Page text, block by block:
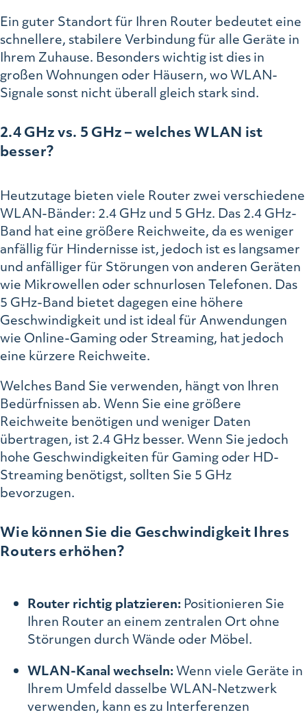
Ein guter Standort für Ihren Router bedeutet eine
schnellere, stabilere Verbindung für alle Geräte in
Ihrem Zuhause. Besonders wichtig ist dies in
großen Wohnungen oder Häusern, wo WLAN-
Signale sonst nicht überall gleich stark sind.
2.4 GHz vs. 5 GHz – welches WLAN ist
besser?
Heutzutage bieten viele Router zwei verschiedene
WLAN-Bänder: 2.4 GHz und 5 GHz. Das 2.4 GHz-
Band hat eine größere Reichweite, da es weniger
anfällig für Hindernisse ist, jedoch ist es langsamer
und anfälliger für Störungen von anderen Geräten
wie Mikrowellen oder schnurlosen Telefonen. Das
5 GHz-Band bietet dagegen eine höhere
Geschwindigkeit und ist ideal für Anwendungen
wie Online-Gaming oder Streaming, hat jedoch
eine kürzere Reichweite.
Welches Band Sie verwenden, hängt von Ihren
Bedürfnissen ab. Wenn Sie eine größere
Reichweite benötigen und weniger Daten
übertragen, ist 2.4 GHz besser. Wenn Sie jedoch
hohe Geschwindigkeiten für Gaming oder HD-
Streaming benötigst, sollten Sie 5 GHz
bevorzugen.
Wie können Sie die Geschwindigkeit Ihres
Routers erhöhen?
Router richtig platzieren: Positionieren Sie
Ihren Router an einem zentralen Ort ohne
Störungen durch Wände oder Möbel.
WLAN-Kanal wechseln:Wenn viele Geräte in
Ihrem Umfeld dasselbe WLAN-Netzwerk
verwenden, kann es zu Interferenzen